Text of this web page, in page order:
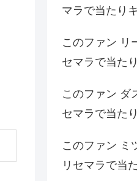
マラで当たり
このファン リ
セマラで当た
このファン ダ
セマラで当た
このファン ミ
リセマラで当